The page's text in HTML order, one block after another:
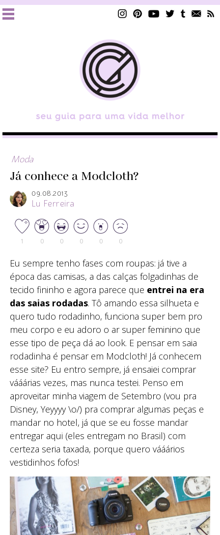
Moda
Já conhece a Modcloth?
09.08.2013
Lu Ferreira
1 0 0 0 0 0
Eu sempre tenho fases com roupas: já tive a
época das camisas, a das calças folgadinhas de
tecido fininho e agora parece que entrei na era
das saias rodadas. Tô amando essa silhueta e
quero tudo rodadinho, funciona super bem pro
meu corpo e eu adoro o ar super feminino que
esse tipo de peça dá ao look. E pensar em saia
rodadinha é pensar em Modcloth! Já conhecem
esse site? Eu entro sempre, já ensaiei comprar
vááárias vezes, mas nunca testei. Penso em
aproveitar minha viagem de Setembro (vou pra
Disney, Yeyyyy \o/) pra comprar algumas peças e
mandar no hotel, já que se eu fosse mandar
entregar aqui (eles entregam no Brasil) com
certeza seria taxada, porque quero vááários
vestidinhos fofos!